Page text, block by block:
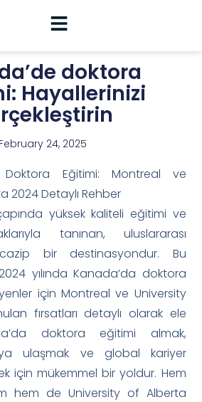
doktora
Hayallerinizi
February 24, 2025
Eğitimi: Montreal ve
2024 Detaylı Rehber
yüksek kaliteli eğitimi ve
tanınan, uluslararası
bir destinasyondur. Bu
yılında Kanada’da doktora
için Montreal ve University
fırsatları detaylı olarak ele
doktora eğitimi almak,
ulaşmak ve global kariyer
için mükemmel bir yoldur. Hem
hem de University of Alberta